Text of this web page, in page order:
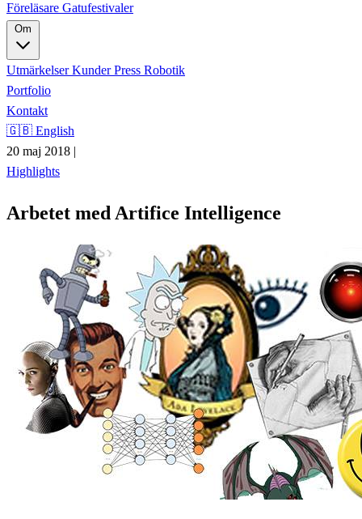
Föreläsare Gatufestivaler
UtmärkelserKunderPress Robotik
Portfolio
Kontakt
🇬🇧 English
20 maj 2018 |
Highlights
Arbetet med Artifice Intelligence